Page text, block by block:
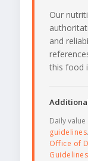
Our
and
this food
Daily
guidelines
Office of